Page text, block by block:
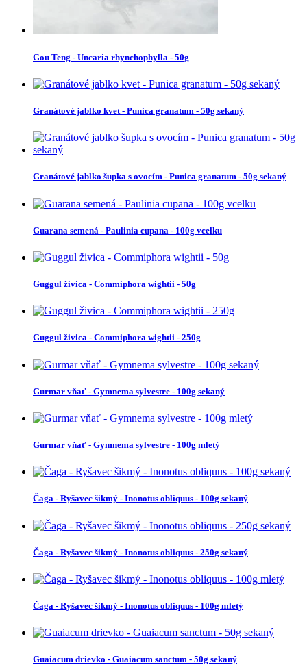
Gou Teng - Uncaria rhynchophylla - 50g
Granátové jablko kvet - Punica granatum - 50g sekaný
Granátové jablko šupka s ovocím - Punica granatum - 50g sekaný
Guarana semená - Paulinia cupana - 100g vcelku
Guggul živica - Commiphora wightii - 50g
Guggul živica - Commiphora wightii - 250g
Gurmar vňať - Gymnema sylvestre - 100g sekaný
Gurmar vňať - Gymnema sylvestre - 100g mletý
Čaga - Ryšavec šikmý - Inonotus obliquus - 100g sekaný
Čaga - Ryšavec šikmý - Inonotus obliquus - 250g sekaný
Čaga - Ryšavec šikmý - Inonotus obliquus - 100g mletý
Guaiacum drievko - Guaiacum sanctum - 50g sekaný